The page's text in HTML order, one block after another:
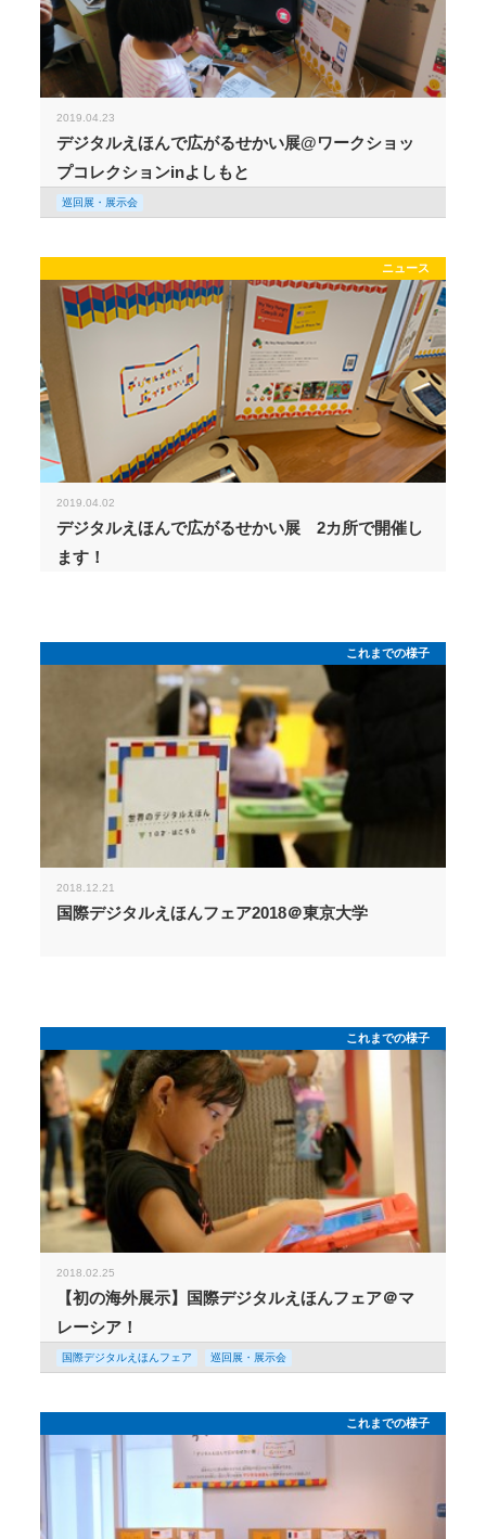
2019.04.23
デジタルえほんで広がるせかい展@ワークショッ
プコレクションinよしもと
巡回展・展示会
ニュース
2019.04.02
デジタルえほんで広がるせかい展 2カ所で開催し
ます！
これまでの様子
2018.12.21
国際デジタルえほんフェア2018＠東京大学
これまでの様子
2018.02.25
【初の海外展示】国際デジタルえほんフェア＠マ
レーシア！
国際デジタルえほんフェア 巡回展・展示会
これまでの様子